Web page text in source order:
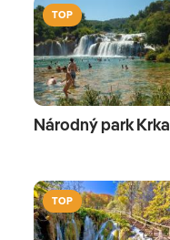
TOP
Národný park Krka
TOP